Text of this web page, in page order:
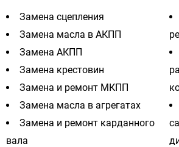
Замена сцепления
Замена масла в АКПП
Замена АКПП
Замена крестовин
Замена и ремонт МКПП
Замена масла в агрегатах
Замена и ремонт карданного
вала